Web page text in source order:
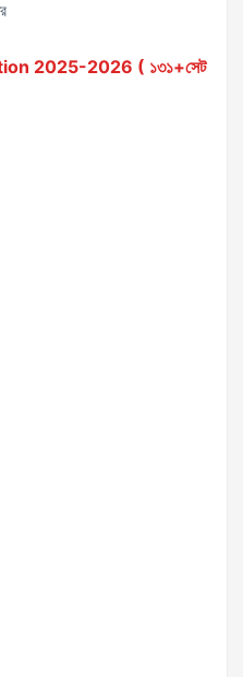
2025-2026 ( ১৩১+সেট